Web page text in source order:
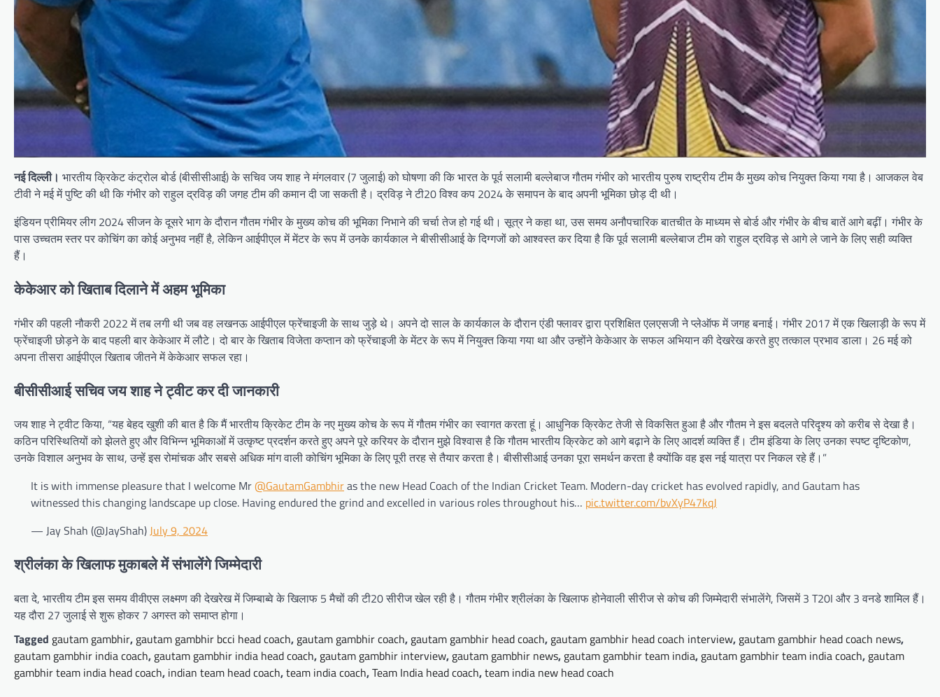
नई दिल्ली। भारतीय क्रिकेट कंट्रोल बोर्ड (बीसीसीआई) के सचिव जय शाह ने मंगलवार (7 जुलाई) को घोषणा की कि भारत के पूर्व सलामी बल्लेबाज गौतम गंभीर को भारतीय पुरुष राष्ट्रीय टीम कै मुख्य कोच नियुक्त किया गया है। आजकल वेब
टीवी ने मई में पुष्टि की थी कि गंभीर को राहुल द्रविड़ की जगह टीम की कमान दी जा सकती है। द्रविड़ ने टी20 विश्व कप 2024 के समापन के बाद अपनी भूमिका छोड़ दी थी।
इंडियन प्रीमियर लीग 2024 सीजन के दूसरे भाग के दौरान गौतम गंभीर के मुख्य कोच की भूमिका निभाने की चर्चा तेज हो गई थी। सूत्र ने कहा था, उस समय अनौपचारिक बातचीत के माध्यम से बोर्ड और गंभीर के बीच बातें आगे बढ़ीं। गंभीर के
पास उच्चतम स्तर पर कोचिंग का कोई अनुभव नहीं है, लेकिन आईपीएल में मेंटर के रूप में उनके कार्यकाल ने बीसीसीआई के दिग्गजों को आश्वस्त कर दिया है कि पूर्व सलामी बल्लेबाज टीम को राहुल द्रविड़ से आगे ले जाने के लिए सही व्यक्ति
हैं।
केकेआर को खिताब दिलाने में अहम भूमिका
गंभीर की पहली नौकरी 2022 में तब लगी थी जब वह लखनऊ आईपीएल फ्रेंचाइजी के साथ जुड़े थे। अपने दो साल के कार्यकाल के दौरान एंडी फ्लावर द्वारा प्रशिक्षित एलएसजी ने प्लेऑफ में जगह बनाई। गंभीर 2017 में एक खिलाड़ी के रूप में
फ्रेंचाइजी छोड़ने के बाद पहली बार केकेआर में लौटे। दो बार के खिताब विजेता कप्तान को फ्रेंचाइजी के मेंटर के रूप में नियुक्त किया गया था और उन्होंने केकेआर के सफल अभियान की देखरेख करते हुए तत्काल प्रभाव डाला। 26 मई को
अपना तीसरा आईपीएल खिताब जीतने में केकेआर सफल रहा।
बीसीसीआई सचिव जय शाह ने ट्वीट कर दी जानकारी
जय शाह ने ट्वीट किया, “यह बेहद खुशी की बात है कि मैं भारतीय क्रिकेट टीम के नए मुख्य कोच के रूप में गौतम गंभीर का स्वागत करता हूं। आधुनिक क्रिकेट तेजी से विकसित हुआ है और गौतम ने इस बदलते परिदृश्य को करीब से देखा है।
कठिन परिस्थितियों को झेलते हुए और विभिन्न भूमिकाओं में उत्कृष्ट प्रदर्शन करते हुए अपने पूरे करियर के दौरान मुझे विश्वास है कि गौतम भारतीय क्रिकेट को आगे बढ़ाने के लिए आदर्श व्यक्ति हैं। टीम इंडिया के लिए उनका स्पष्ट दृष्टिकोण,
उनके विशाल अनुभव के साथ, उन्हें इस रोमांचक और सबसे अधिक मांग वाली कोचिंग भूमिका के लिए पूरी तरह से तैयार करता है। बीसीसीआई उनका पूरा समर्थन करता है क्योंकि वह इस नई यात्रा पर निकल रहे हैं।”
It is with immense pleasure that I welcome Mr@GautamGambhiras the new Head Coach of the Indian Cricket Team. Modern-day cricket has evolved rapidly, and Gautam has
witnessed this changing landscape up close. Having endured the grind and excelled in various roles throughout his… pic.twitter.com/bvXyP47kqJ
— Jay Shah (@JayShah)July 9, 2024
श्रीलंका के खिलाफ मुकाबले में संभालेंगे जिम्मेदारी
बता दे, भारतीय टीम इस समय वीवीएस लक्ष्मण की देखरेख में जिम्बाब्वे के खिलाफ 5 मैचों की टी20 सीरीज खेल रही है। गौतम गंभीर श्रीलंका के खिलाफ होनेवाली सीरीज से कोच की जिम्मेदारी संभालेंगे, जिसमें 3 T20I और 3 वनडे शामिल हैं।
यह दौरा 27 जुलाई से शुरू होकर 7 अगस्त को समाप्त होगा।
Tagged gautam gambhir, gautam gambhir bcci head coach, gautam gambhir coach, gautam gambhir head coach, gautam gambhir head coach interview, gautam gambhir head coach news,
gautam gambhir india coach, gautam gambhir india head coach, gautam gambhir interview, gautam gambhir news, gautam gambhir team india, gautam gambhir team india coach, gautam
gambhir team india head coach, indian team head coach,team india coach,Team India head coach,team india new head coach